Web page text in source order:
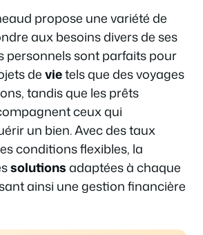
propose une variété de
aux besoins divers de ses
personnels sont parfaits pour
devietels que des voyages
tandis que les prêts
ceux qui
un bien. Avec des taux
conditions flexibles, la
solutionsadaptées à chaque
ainsi une gestion financière